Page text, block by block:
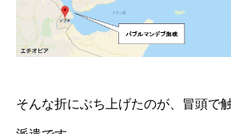
そんな折にぶち上げたのが、冒頭で